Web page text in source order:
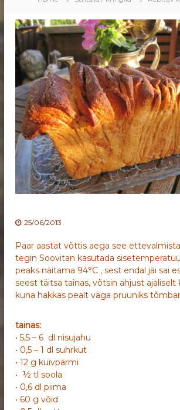
25/06/2013
Paar aastat võttis aega see
tegin Soovitan kasutada
peaks näitama 94°C , sest endal jäi sai
seest täitsa tainas, võtsin ahjust ajaliselt
kuna hakkas pealt väga pruuniks
tainas:
• 5,5 – 6 dl nisujahu
• 0,5 – 1 dl suhrkut
• 12 g kuivpärmi
• ½ tl soola
• 0,6 dl piima
• 60 g võid